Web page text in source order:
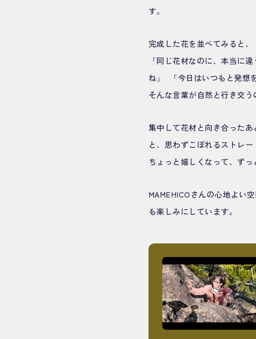
す。
完成した花を並べてみると、
「同じ花材なのに、本当
ね」 「今日はいつもと発想
そんな言葉が自然と行き交う
集中して花材と向き合った
と、思わずこぼれるストレー
ちょっと嬉しくなって、ず
MAMEHICOさんの心地よい
も楽しみにしています。